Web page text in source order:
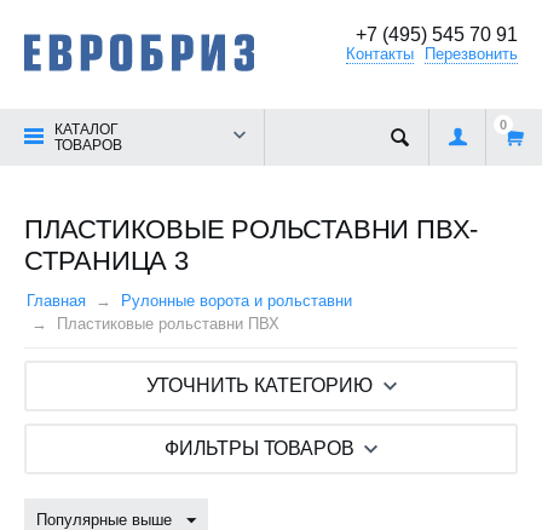
+7 (495) 545 70 91
Контакты Перезвонить
КАТАЛОГ
ТОВАРОВ
0
ПЛАСТИКОВЫЕ РОЛЬСТАВНИ ПВХ-
СТРАНИЦА 3
Главная
Рулонные ворота и рольставни
Пластиковые рольставни ПВХ
УТОЧНИТЬ КАТЕГОРИЮ
ФИЛЬТРЫ ТОВАРОВ
Популярные выше